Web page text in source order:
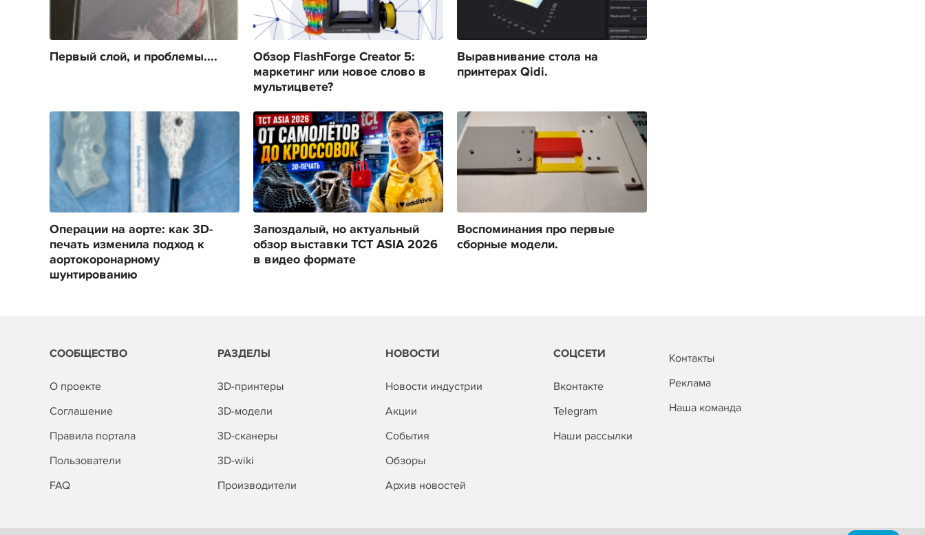
Первый слой, и проблемы....
Обзор FlashForge Creator 5:
маркетинг или новое слово в
мультицвете?
Выравнивание стола на
принтерах Qidi.
Операции на аорте: как 3D-
печать изменила подход к
аортокоронарному
шунтированию
Запоздалый, но актуальный
обзор выставки TCT ASIA 2026
в видео формате
Воспоминания про первые
сборные модели.
СООБЩЕСТВО
О проекте
Соглашение
Правила портала
Пользователи
FAQ
РАЗДЕЛЫ
3D-принтеры
3D-модели
3D-сканеры
3D-wiki
Производители
НОВОСТИ
Новости индустрии
Акции
События
Обзоры
Архив новостей
СОЦСЕТИ
Вконтакте
Telegram
Наши рассылки
Контакты
Реклама
Наша команда